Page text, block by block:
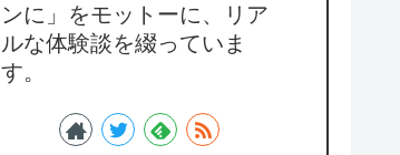
ンに」をモットーに、リア
ルな体験談を綴っていま
す。